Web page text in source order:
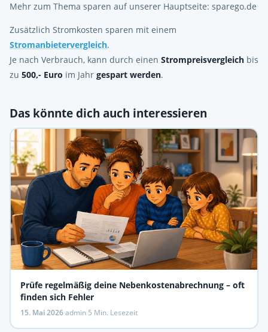
Mehr zum Thema sparen auf unserer Hauptseite: sparego.de
Zusätzlich Stromkosten sparen mit einem
Stromanbietervergleich.
Je nach Verbrauch, kann durch einen Strompreisvergleich bis
zu 500,- Euro im Jahr gespart werden.
Das könnte dich auch interessieren
Prüfe regelmäßig deine Nebenkostenabrechnung – oft
finden sich Fehler
15. Mai 2026·admin·5 Min. Lesezeit